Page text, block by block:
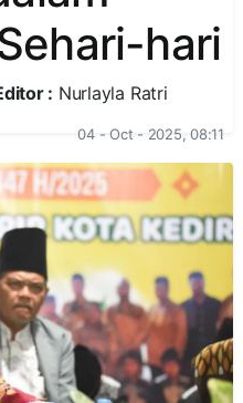
hari
: Nurlayla Ratri
04 - Oct - 2025, 08:11